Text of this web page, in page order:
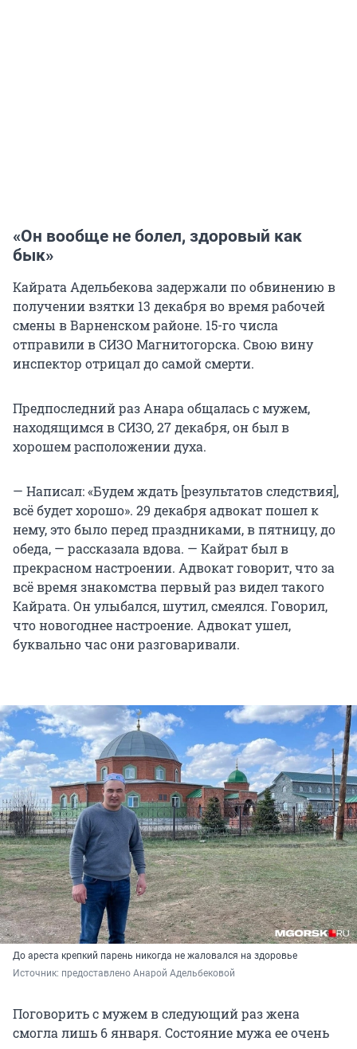
«Он вообще не болел, здоровый как
бык»
Кайрата Адельбекова задержали по обвинению в
получении взятки 13 декабря во время рабочей
смены в Варненском районе. 15-го числа
отправили в СИЗО Магнитогорска. Свою вину
инспектор отрицал до самой смерти.
Предпоследний раз Анара общалась с мужем,
находящимся в СИЗО, 27 декабря, он был в
хорошем расположении духа.
— Написал: «Будем ждать [результатов следствия],
всё будет хорошо». 29 декабря адвокат пошел к
нему, это было перед праздниками, в пятницу, до
обеда, — рассказала вдова. — Кайрат был в
прекрасном настроении. Адвокат говорит, что за
всё время знакомства первый раз видел такого
Кайрата. Он улыбался, шутил, смеялся. Говорил,
что новогоднее настроение. Адвокат ушел,
буквально час они разговаривали.
До ареста крепкий парень никогда не жаловался на здоровье
Источник: предоставлено Анарой Адельбековой
Поговорить с мужем в следующий раз жена
смогла лишь 6 января. Состояние мужа ее очень